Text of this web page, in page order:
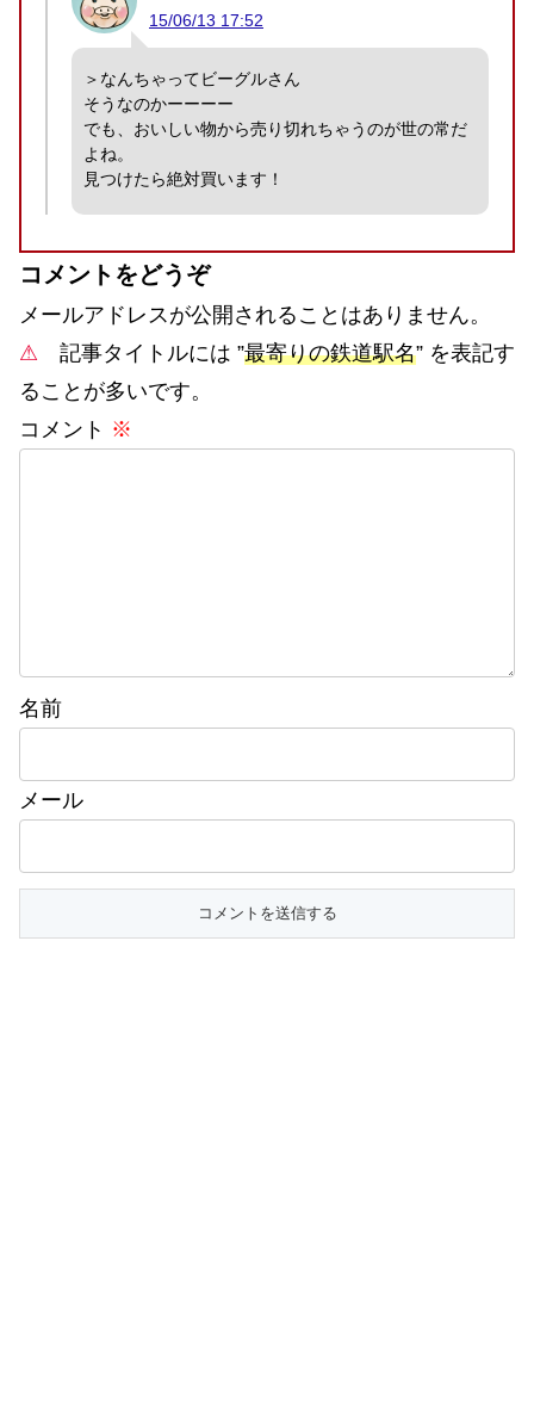
15/06/13 17:52
＞なんちゃってビーグルさん
そうなのかーーーー
でも、おいしい物から売り切れちゃうのが世の常だ
よね。
見つけたら絶対買います！
コメントをどうぞ
メールアドレスが公開されることはありません。
⚠ 記事タイトルには ”最寄りの鉄道駅名” を表記す
ることが多いです。
コメント ※
名前
メール